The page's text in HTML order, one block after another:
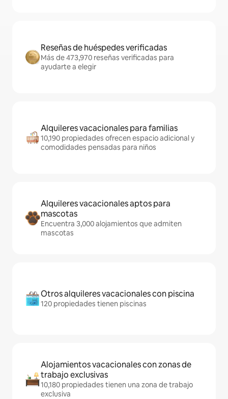
Reseñas de huéspedes verificadas
Más de 473,970 reseñas verificadas para
ayudarte a elegir
Alquileres vacacionales para familias
10,190 propiedades ofrecen espacio adicional y
comodidades pensadas para niños
Alquileres vacacionales aptos para
mascotas
Encuentra 3,000 alojamientos que admiten
mascotas
Otros alquileres vacacionales con piscina
120 propiedades tienen piscinas
Alojamientos vacacionales con zonas de
trabajo exclusivas
10,180 propiedades tienen una zona de trabajo
exclusiva